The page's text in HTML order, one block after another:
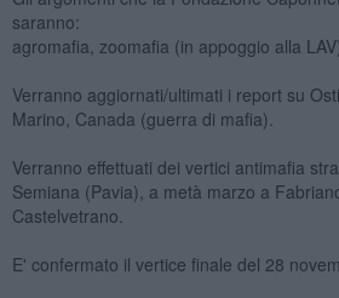
saranno:
agromafia, zoomafia (in appoggio alla
Verranno aggiornati/ultimati i report su
Marino, Canada (guerra di mafia).
Verranno effettuati dei vertici antimafia
Semiana (Pavia), a metà marzo a
Castelvetrano.
E' confermato il vertice finale del 28